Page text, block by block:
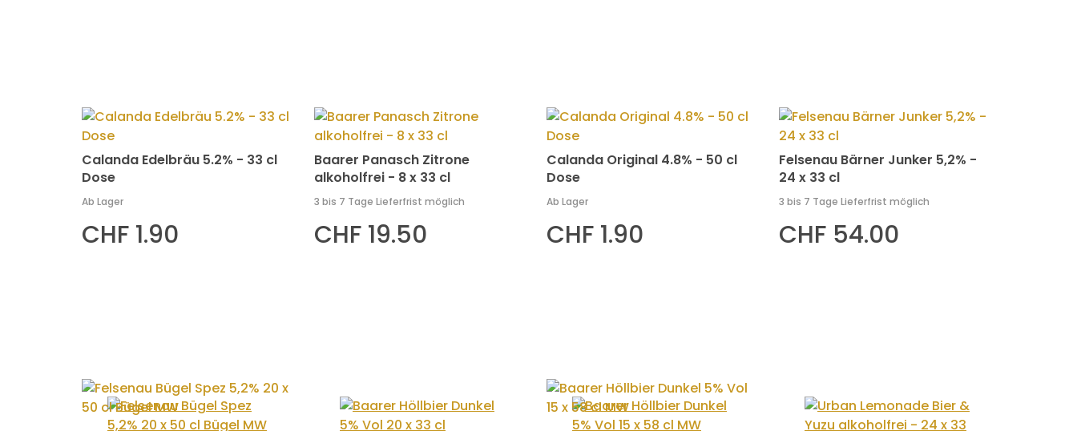
Calanda Edelbräu 5.2% - 33 cl
Dose
Ab Lager
CHF 1.90
Baarer Panasch Zitrone
alkoholfrei - 8 x 33 cl
3 bis 7 Tage Lieferfrist möglich
CHF 19.50
Calanda Original 4.8% - 50 cl
Dose
Ab Lager
CHF 1.90
Felsenau Bärner Junker 5,2% -
24 x 33 cl
3 bis 7 Tage Lieferfrist möglich
CHF 54.00